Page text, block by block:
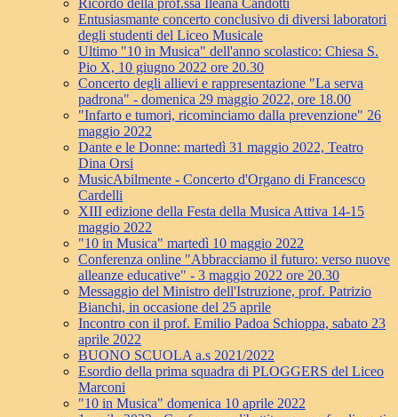
Ricordo della prof.ssa Ileana Candotti
Entusiasmante concerto conclusivo di diversi laboratori
degli studenti del Liceo Musicale
Ultimo "10 in Musica" dell'anno scolastico: Chiesa S.
Pio X, 10 giugno 2022 ore 20.30
Concerto degli allievi e rappresentazione "La serva
padrona" - domenica 29 maggio 2022, ore 18.00
"Infarto e tumori, ricominciamo dalla prevenzione" 26
maggio 2022
Dante e le Donne: martedì 31 maggio 2022, Teatro
Dina Orsi
MusicAbilmente - Concerto d'Organo di Francesco
Cardelli
XIII edizione della Festa della Musica Attiva 14-15
maggio 2022
"10 in Musica" martedì 10 maggio 2022
Conferenza online "Abbracciamo il futuro: verso nuove
alleanze educative" - 3 maggio 2022 ore 20.30
Messaggio del Ministro dell'Istruzione, prof. Patrizio
Bianchi, in occasione del 25 aprile
Incontro con il prof. Emilio Padoa Schioppa, sabato 23
aprile 2022
BUONO SCUOLA a.s 2021/2022
Esordio della prima squadra di PLOGGERS del Liceo
Marconi
"10 in Musica" domenica 10 aprile 2022